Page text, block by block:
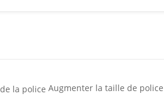
Augmenter la taille de police